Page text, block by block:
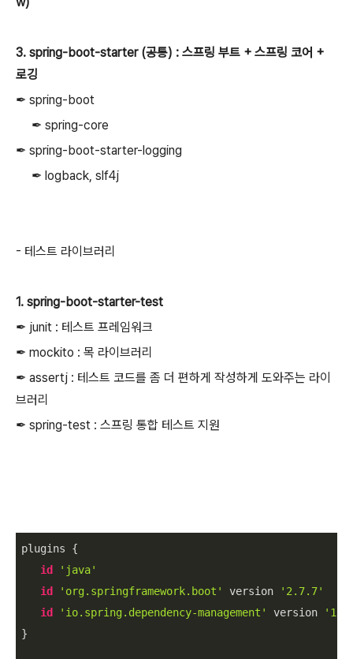
3. spring-boot-starter (공통) : 스프링 부트 + 스프링 코어 +
로깅
✒︎ spring-boot
✒︎ spring-core
✒︎ spring-boot-starter-logging
✒︎ logback, slf4j
- 테스트 라이브러리
1. spring-boot-starter-test
✒︎ junit : 테스트 프레임워크
✒︎ mockito : 목 라이브러리
✒︎ assertj : 테스트 코드를 좀 더 편하게 작성하게 도와주는 라이
브러리
✒︎ spring-test : 스프링 통합 테스트 지원
plugins {
id
'java'
id
'org.springframework.boot' version
'2.7.7'
id
'io.spring.dependency-management' version
}